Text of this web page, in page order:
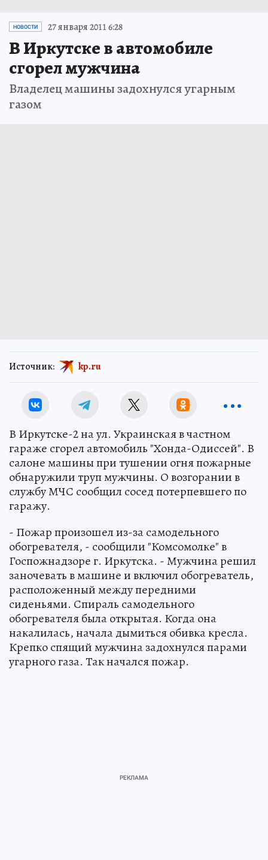
НОВОСТИ 27 января 2011 6:28
В Иркутске в автомобиле
сгорел мужчина
Владелец машины задохнулся угарным
газом
Источник: kp.ru
В Иркутске-2 на ул. Украинская в частном
гараже сгорел автомобиль "Хонда-Одиссей". В
салоне машины при тушении огня пожарные
обнаружили труп мужчины. О возгорании в
службу МЧС сообщил сосед потерпевшего по
гаражу.
- Пожар произошел из-за самодельного
обогревателя, - сообщили "Комсомолке" в
Госпожнадзоре г. Иркутска. - Мужчина решил
заночевать в машине и включил обогреватель,
расположенный между передними
сиденьями. Спираль самодельного
обогревателя была открытая. Когда она
накалилась, начала дымиться обивка кресла.
Крепко спящий мужчина задохнулся парами
угарного газа. Так начался пожар.